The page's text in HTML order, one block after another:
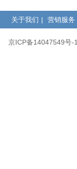
关于我们 | 营销服务
京ICP备14047549号-